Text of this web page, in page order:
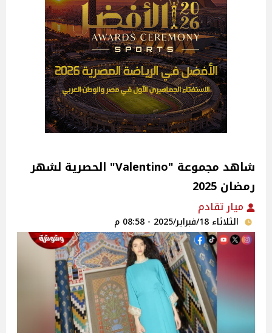
شاهد مجموعة "Valentino" الحصرية لشهر
رمضان 2025
ميار تقادم
الثلاثاء 18/فبراير/2025 - 08:58 م